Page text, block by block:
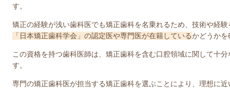
す。
矯正の経験が浅い歯科医でも矯正歯科を名乗れるため、技術や経
「日本矯正歯科学会」の認定医や専門医が在籍しているかどうかを
この資格を持つ歯科医師は、矯正歯科を含む口腔領域に関して十
す。
専門の矯正歯科医が担当する矯正歯科を選ぶことにより、理想に